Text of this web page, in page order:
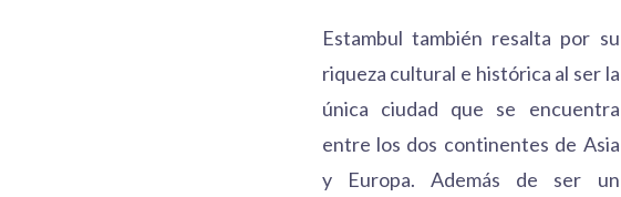
Estambul también resalta por su
riqueza cultural e histórica al ser la
única ciudad que se encuentra
entre los dos continentes de Asia
y Europa. Además de ser un